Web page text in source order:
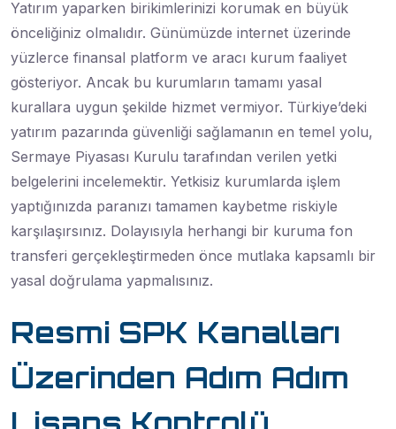
Yatırım yaparken birikimlerinizi korumak en büyük
önceliğiniz olmalıdır. Günümüzde internet üzerinde
yüzlerce finansal platform ve aracı kurum faaliyet
gösteriyor. Ancak bu kurumların tamamı yasal
kurallara uygun şekilde hizmet vermiyor. Türkiye’deki
yatırım pazarında güvenliği sağlamanın en temel yolu,
Sermaye Piyasası Kurulu tarafından verilen yetki
belgelerini incelemektir. Yetkisiz kurumlarda işlem
yaptığınızda paranızı tamamen kaybetme riskiyle
karşılaşırsınız. Dolayısıyla herhangi bir kuruma fon
transferi gerçekleştirmeden önce mutlaka kapsamlı bir
yasal doğrulama yapmalısınız.
Resmi SPK Kanalları
Üzerinden Adım Adım